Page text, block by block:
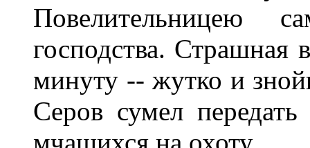
Повелительницею
господства. Страшная
минуту -- жутко и
Серов сумел
мчащихся на охоту.